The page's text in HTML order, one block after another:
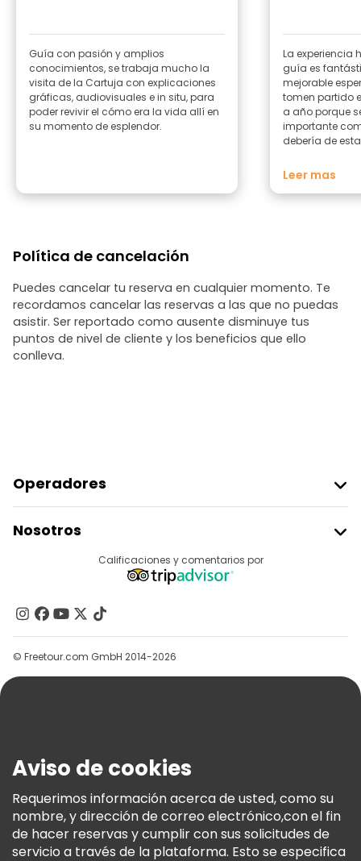
Guía con pasión y amplios
conocimientos, se trabaja mucho la
visita de la Cartuja con explicaciones
gráficas, audiovisuales e in situ, para
poder revivir el cómo era la vida allí en
su momento de esplendor.
La experiencia
guía es
mejorable
tomen partido
a año porque
importante
debería de
Leer mas
Política de cancelación
Puedes cancelar tu reserva en cualquier momento. Te
recordamos cancelar las reservas a las que no puedas
asistir. Ser reportado como ausente disminuye tus
puntos de nivel de cliente y los beneficios que ello
conlleva.
Operadores
Acceder Como Proveedor
Programa De Afiliados
Nosotros
Contacto
Grupos
Ayuda
Términos E Información Legal
Política De Cookies
Freetour Premios
Programa De Fidelidad
Calificaciones y comentarios por
© Freetour.com GmbH 2014-2026
Aviso de cookies
Requerimos información acerca de usted, como su
nombre, y dirección de correo electrónico,con el fin
de hacer reservas y cumplir con sus solicitudes de
servicio a través de la plataforma. Esto se especifica